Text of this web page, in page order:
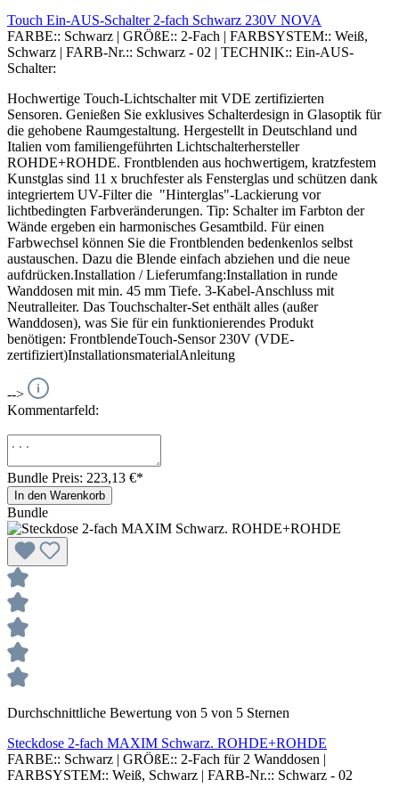
Touch Ein-AUS-Schalter 2-fach Schwarz 230V NOVA
FARBE:: Schwarz | GRÖßE:: 2-Fach | FARBSYSTEM:: Weiß,
Schwarz | FARB-Nr.:: Schwarz - 02 | TECHNIK:: Ein-AUS-
Schalter:
Hochwertige Touch-Lichtschalter mit VDE zertifizierten
Sensoren. Genießen Sie exklusives Schalterdesign in Glasoptik für
die gehobene Raumgestaltung. Hergestellt in Deutschland und
Italien vom familiengeführten Lichtschalterhersteller
ROHDE+ROHDE. Frontblenden aus hochwertigem, kratzfestem
Kunstglas sind 11 x bruchfester als Fensterglas und schützen dank
integriertem UV-Filter die "Hinterglas"-Lackierung vor
lichtbedingten Farbveränderungen. Tip: Schalter im Farbton der
Wände ergeben ein harmonisches Gesamtbild. Für einen
Farbwechsel können Sie die Frontblenden bedenkenlos selbst
austauschen. Dazu die Blende einfach abziehen und die neue
aufdrücken.Installation / Lieferumfang:Installation in runde
Wanddosen mit min. 45 mm Tiefe. 3-Kabel-Anschluss mit
Neutralleiter. Das Touchschalter-Set enthält alles (außer
Wanddosen), was Sie für ein funktionierendes Produkt
benötigen: FrontblendeTouch-Sensor 230V (VDE-
zertifiziert)InstallationsmaterialAnleitung
-->
Kommentarfeld:
Bundle Preis: 223,13 €*
In den Warenkorb
Bundle
Durchschnittliche Bewertung von 5 von 5 Sternen
Steckdose 2-fach MAXIM Schwarz. ROHDE+ROHDE
FARBE:: Schwarz | GRÖßE:: 2-Fach für 2 Wanddosen |
FARBSYSTEM:: Weiß, Schwarz | FARB-Nr.:: Schwarz - 02